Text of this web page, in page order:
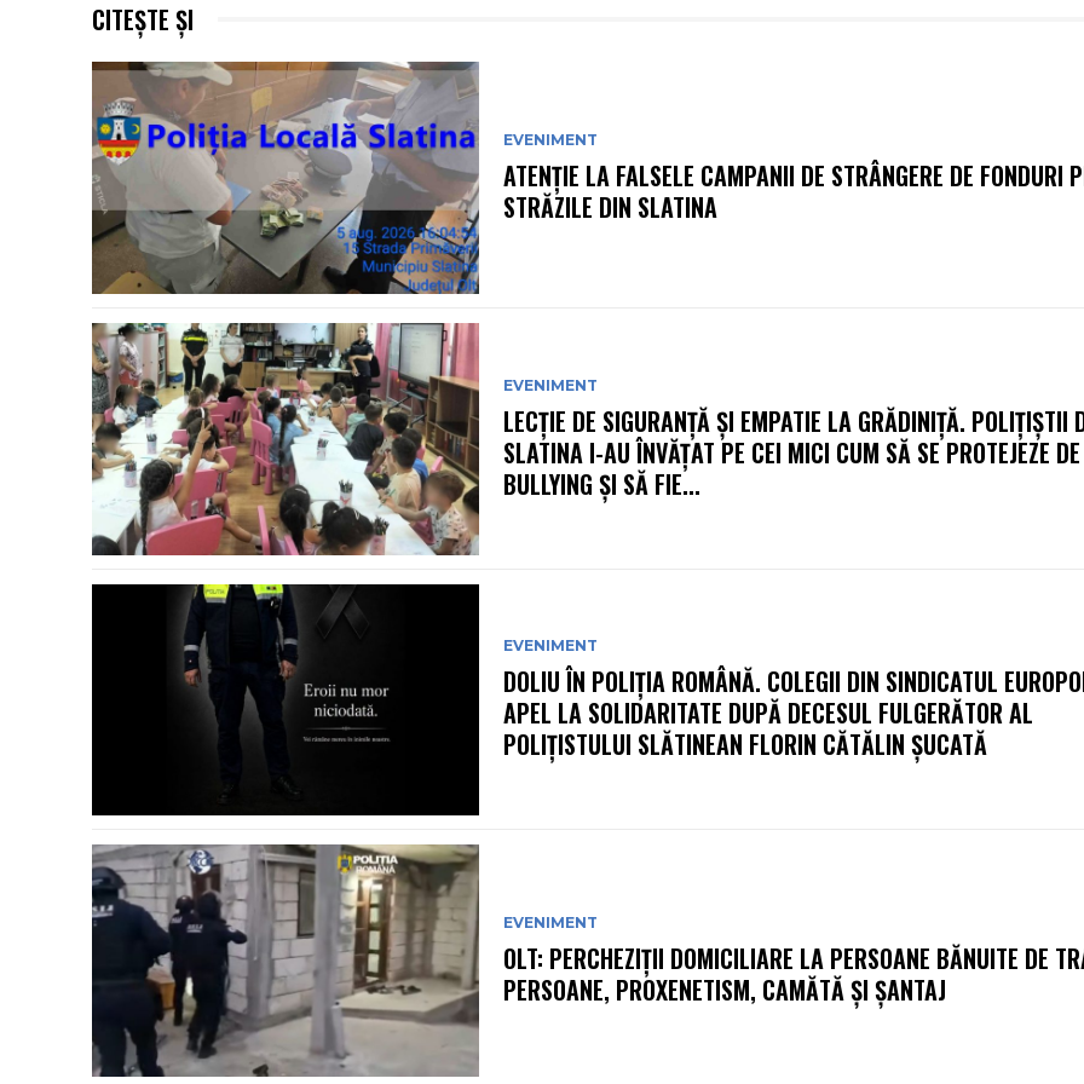
CITEȘTE ȘI
EVENIMENT
ATENȚIE LA FALSELE CAMPANII DE STRÂNGERE DE FONDURI
STRĂZILE DIN SLATINA
EVENIMENT
LECȚIE DE SIGURANȚĂ ȘI EMPATIE LA GRĂDINIȚĂ. POLIȚIȘTII
SLATINA I-AU ÎNVĂȚAT PE CEI MICI CUM SĂ SE PROTEJEZE DE
BULLYING ȘI SĂ FIE...
EVENIMENT
DOLIU ÎN POLIȚIA ROMÂNĂ. COLEGII DIN SINDICATUL
APEL LA SOLIDARITATE DUPĂ DECESUL FULGERĂTOR AL
POLIȚISTULUI SLĂTINEAN FLORIN CĂTĂLIN ȘUCATĂ
EVENIMENT
OLT: PERCHEZIŢII DOMICILIARE LA PERSOANE BĂNUITE DE
PERSOANE, PROXENETISM, CAMĂTĂ ŞI ŞANTAJ